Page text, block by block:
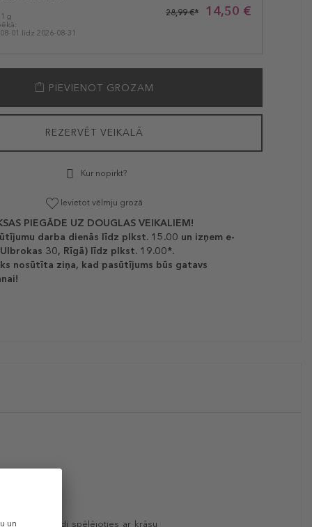
g
01 līdz 2026-08-31
14,50 €
28,99 €*
PIEVIENOT GROZAM
REZERVĒT VEIKALĀ
Kur nopirkt?
Ievietot vēlmju grozā
PIEGĀDE UZ DOUGLAS VEIKALIEM!
darba dienās līdz plkst. 15.00 un izņem e-
30, Rīgā) līdz plkst. 19.00*.
nosūtīta ziņa, kad pasūtījums būs gatavs
tādējādi spēlējoties ar krāsu